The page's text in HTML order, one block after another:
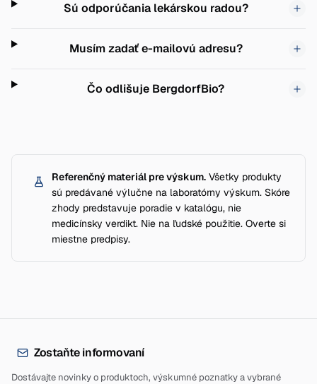
Sú odporúčania lekárskou radou?
Musím zadať e-mailovú adresu?
Čo odlišuje BergdorfBio?
Referenčný materiál pre výskum. Všetky produkty
sú predávané výlučne na laboratórny výskum. Skóre
zhody predstavuje poradie v katalógu, nie
medicínsky verdikt. Nie na ľudské použitie. Overte si
miestne predpisy.
Zostaňte informovaní
Dostávajte novinky o produktoch, výskumné poznatky a vybrané